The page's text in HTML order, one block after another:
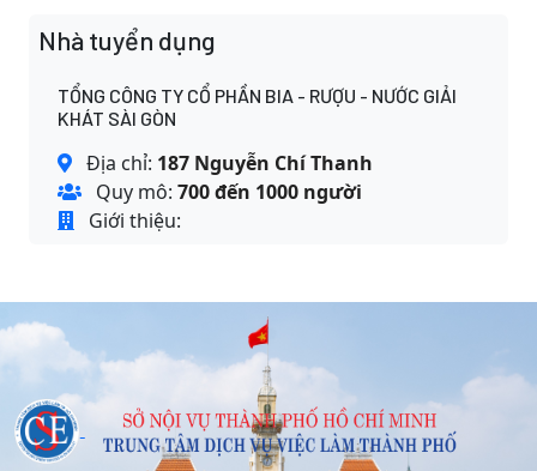
Nhà tuyển dụng
TỔNG CÔNG TY CỔ PHẦN BIA - RƯỢU - NƯỚC GIẢI
KHÁT SÀI GÒN
Địa chỉ: 187 Nguyễn Chí Thanh
Quy mô: 700 đến 1000 người
Giới thiệu: